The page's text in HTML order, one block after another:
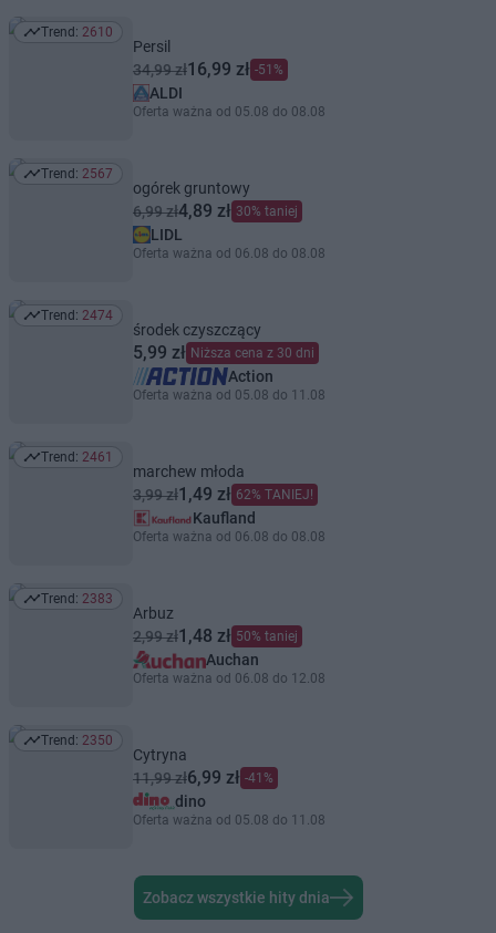
Trend: 2610
Trend: 2610
Persil
34,99 zł16,99 zł -51%
ALDI
Oferta ważna od 05.08 do 08.08
Trend: 2567
Trend: 2567
ogórek gruntowy
6,99 zł4,89 zł 30% taniej
LIDL
Oferta ważna od 06.08 do 08.08
Trend: 2474
Trend: 2474
środek czyszczący
5,99 zł Niższa cena z 30 dni
Action
Oferta ważna od 05.08 do 11.08
Trend: 2461
Trend: 2461
marchew młoda
3,99 zł1,49 zł 62% TANIEJ!
Kaufland
Oferta ważna od 06.08 do 08.08
Trend: 2383
Trend: 2383
Arbuz
2,99 zł1,48 zł 50% taniej
Auchan
Oferta ważna od 06.08 do 12.08
Trend: 2350
Trend: 2350
Cytryna
11,99 zł6,99 zł -41%
dino
Oferta ważna od 05.08 do 11.08
Zobacz wszystkie hity dnia